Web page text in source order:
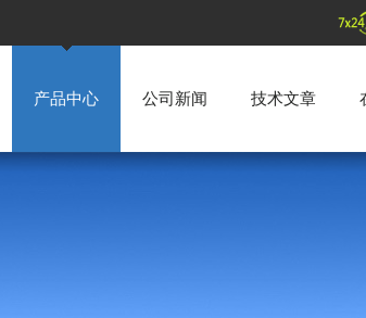
产品中心 公司新闻 技术文章